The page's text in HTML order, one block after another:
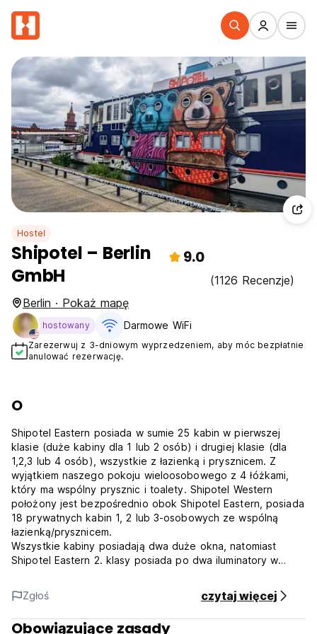
Hostel
Shipotel – Berlin
GmbH
9.0
(1126 Recenzje)
Berlin · Pokaż mapę
hostowany Darmowe WiFi
Zarezerwuj z 3-dniowym wyprzedzeniem, aby móc bezpłatnie
anulować rezerwację.
O
Shipotel Eastern posiada w sumie 25 kabin w pierwszej
klasie (duże kabiny dla 1 lub 2 osób) i drugiej klasie (dla
1,2,3 lub 4 osób), wszystkie z łazienką i prysznicem. Z
wyjątkiem naszego pokoju wieloosobowego z 4 łóżkami,
który ma wspólny prysznic i toalety. Shipotel Western
położony jest bezpośrednio obok Shipotel Eastern, posiada
18 prywatnych kabin 1, 2 lub 3-osobowych ze wspólną
łazienką/prysznicem.
Wszystkie kabiny posiadają dwa duże okna, natomiast
Shipotel Eastern 2. klasy posiada po dwa iluminatory w
Połowa naszych domków ma widok na rzekę, a pozostałe
wychodzą na kolorowy Mur Berliński; Domki nad wodą
oferowane są na zasadzie pierwszej rezerwacji.
Skontaktuj się z nami, ale nie możemy zagwarantować, że
Zgłoś czytaj więcej
Obowiązujące zasady